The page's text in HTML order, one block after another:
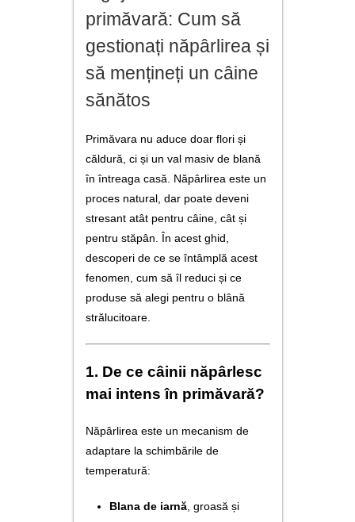
galerie foto
utile
contact
primăvară: Cum să
gestionați năpârlirea și
să mențineți un câine
sănătos
Primăvara nu aduce doar flori și
căldură, ci și un val masiv de blană
în întreaga casă. Năpârlirea este un
proces natural, dar poate deveni
stresant atât pentru câine, cât și
pentru stăpân. În acest ghid,
descoperi de ce se întâmplă acest
fenomen, cum să îl reduci și ce
produse să alegi pentru o blână
strălucitoare.
1. De ce câinii năpârlesc
mai intens în primăvară?
Năpârlirea este un mecanism de
adaptare la schimbările de
temperatură:
Blana de iarnă, groasă și